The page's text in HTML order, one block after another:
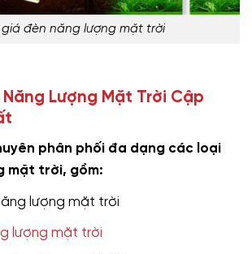
giá đèn năng lượng mặt trời
Lượng Mặt Trời Cập
phân phối đa dạng các loại
mặt trời, gồm:
lượng mặt trời
lượng mặt trời